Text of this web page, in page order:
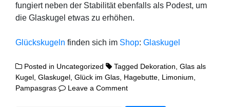
fun­giert neben der Sta­bi­li­tät eben­falls als Podest, um
die Glas­ku­gel etwas zu erhöhen.
Glücks­ku­geln fin­den sich im Shop: Glas­ku­gel
Posted in Uncategorized Tagged Dekoration ,Glas als
Kugel Glaskugel Glück im Glas Hagebutte Limonium
Pampasgras
Leave a Commenton